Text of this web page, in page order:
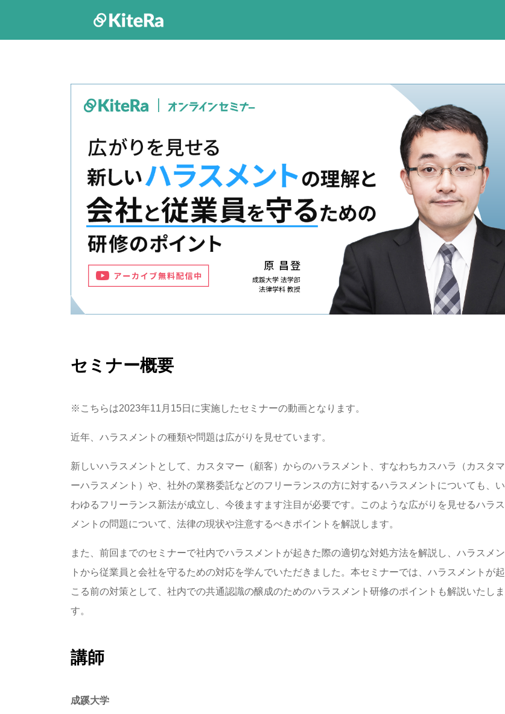
セミナー概要
※こちらは2023年11月15日に実施したセミナーの動画となります。
近年、ハラスメントの種類や問題は広がりを見せています。
新しいハラスメントとして、カスタマー（顧客）からのハラスメント、すなわちカスハラ（カスタマ
ーハラスメント）や、社外の業務委託などのフリーランスの方に対するハラスメントについても、い
わゆるフリーランス新法が成立し、今後ますます注目が必要です。このような広がりを見せるハラス
メントの問題について、法律の現状や注意するべきポイントを解説します。
また、前回までのセミナーで社内でハラスメントが起きた際の適切な対処方法を解説し、ハラスメン
トから従業員と会社を守るための対応を学んでいただきました。本セミナーでは、ハラスメントが起
こる前の対策として、社内での共通認識の醸成のためのハラスメント研修のポイントも解説いたしま
す。
講師
成蹊大学